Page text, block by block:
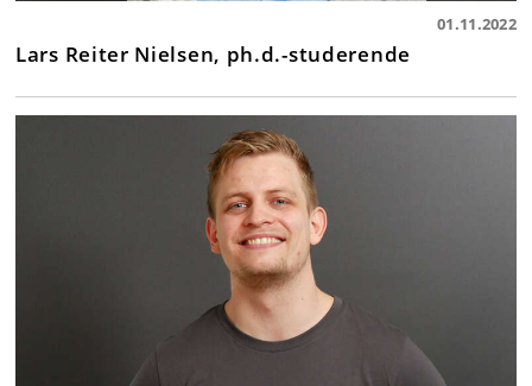
01.11.2022
Lars Reiter Nielsen, ph.d.-studerende